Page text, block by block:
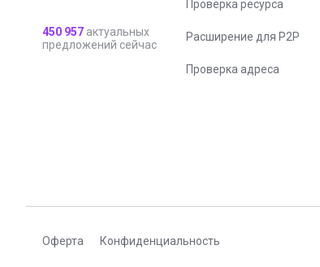
450 957 актуальных
предложений сейчас
Проверка ресурса
Расширение для P2P
Проверка адреса
Оферта Конфиденциальность